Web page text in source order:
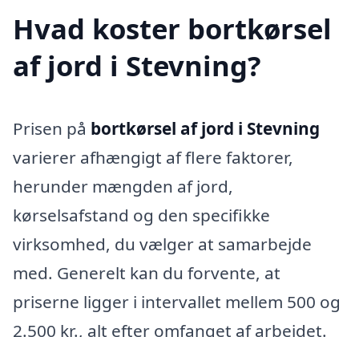
Hvad koster bortkørsel
af jord i Stevning?
Prisen på bortkørsel af jord i Stevning
varierer afhængigt af flere faktorer,
herunder mængden af jord,
kørselsafstand og den specifikke
virksomhed, du vælger at samarbejde
med. Generelt kan du forvente, at
priserne ligger i intervallet mellem 500 og
2.500 kr., alt efter omfanget af arbejdet.